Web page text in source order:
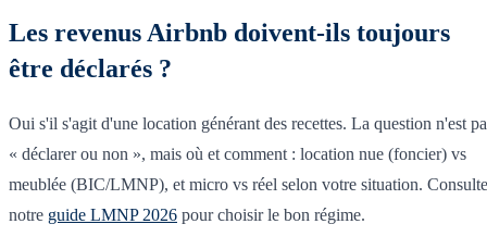
Les revenus Airbnb doivent-ils toujours
être déclarés ?
Oui s'il s'agit d'une location générant des recettes. La question n'est
« déclarer ou non », mais où et comment : location nue (foncier) vs
meublée (BIC/LMNP), et micro vs réel selon votre situation.
notre guide LMNP 2026 pour choisir le bon régime.